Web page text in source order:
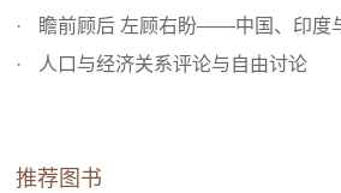
瞻前顾后 左顾右盼——中国、印度与韩国
人口与经济关系评论与自由讨论
推荐图书